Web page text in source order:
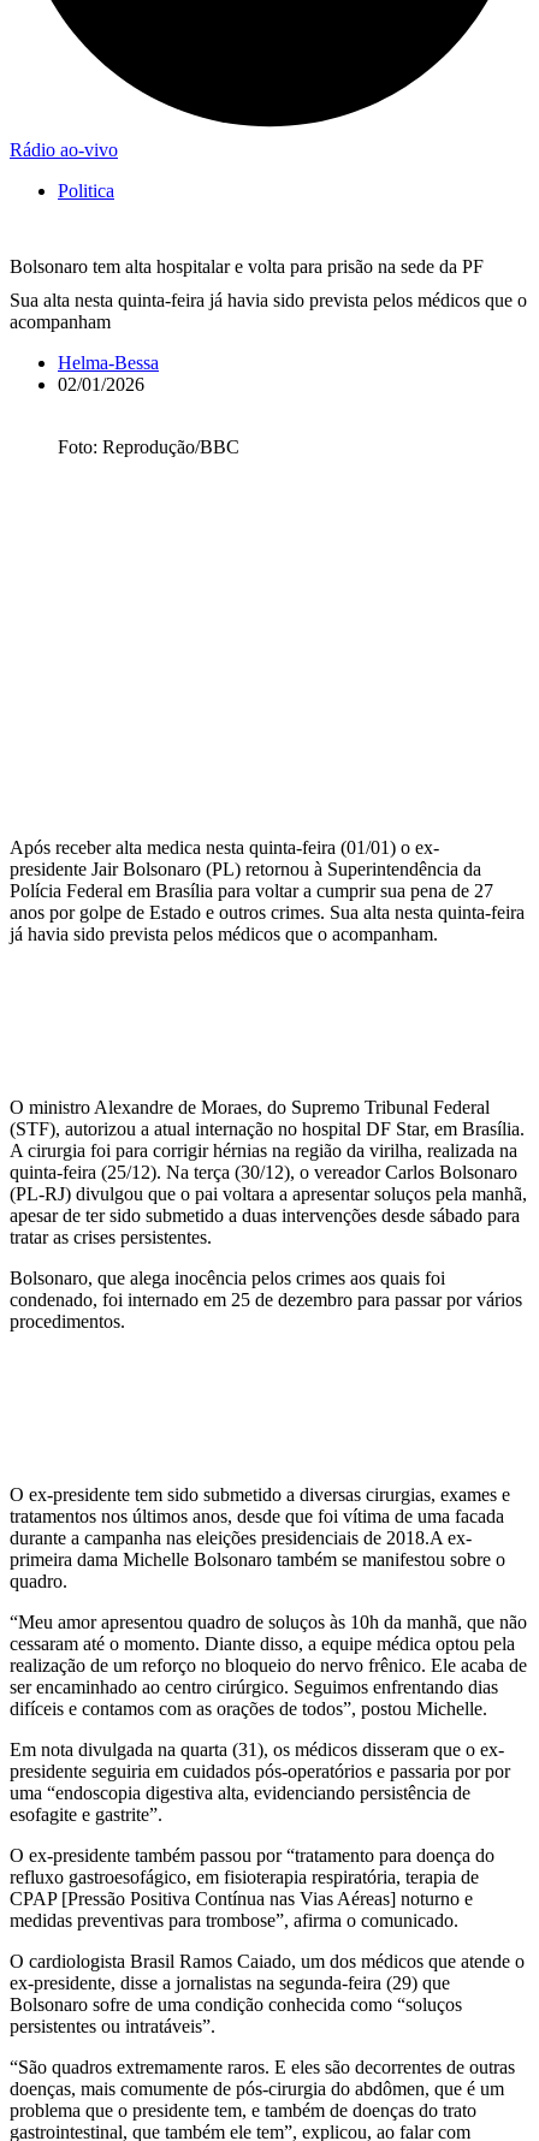
Rádio ao-vivo
Politica
Bolsonaro tem alta hospitalar e volta para prisão na sede da PF
Sua alta nesta quinta-feira já havia sido prevista pelos médicos que o
acompanham
Helma-Bessa
02/01/2026
Foto: Reprodução/BBC
Após receber alta medica nesta quinta-feira (01/01) o ex-
presidente Jair Bolsonaro (PL) retornou à Superintendência da
Polícia Federal em Brasília para voltar a cumprir sua pena de 27
anos por golpe de Estado e outros crimes. Sua alta nesta quinta-feira
já havia sido prevista pelos médicos que o acompanham.
O ministro Alexandre de Moraes, do Supremo Tribunal Federal
(STF), autorizou a atual internação no hospital DF Star, em Brasília.
A cirurgia foi para corrigir hérnias na região da virilha, realizada na
quinta-feira (25/12). Na terça (30/12), o vereador Carlos Bolsonaro
(PL-RJ) divulgou que o pai voltara a apresentar soluços pela manhã,
apesar de ter sido submetido a duas intervenções desde sábado para
tratar as crises persistentes.
Bolsonaro, que alega inocência pelos crimes aos quais foi
condenado, foi internado em 25 de dezembro para passar por vários
procedimentos.
O ex-presidente tem sido submetido a diversas cirurgias, exames e
tratamentos nos últimos anos, desde que foi vítima de uma facada
durante a campanha nas eleições presidenciais de 2018.A ex-
primeira dama Michelle Bolsonaro também se manifestou sobre o
quadro.
“Meu amor apresentou quadro de soluços às 10h da manhã, que não
cessaram até o momento. Diante disso, a equipe médica optou pela
realização de um reforço no bloqueio do nervo frênico. Ele acaba de
ser encaminhado ao centro cirúrgico. Seguimos enfrentando dias
difíceis e contamos com as orações de todos”, postou Michelle.
Em nota divulgada na quarta (31), os médicos disseram que o ex-
presidente seguiria em cuidados pós-operatórios e passaria por por
uma “endoscopia digestiva alta, evidenciando persistência de
esofagite e gastrite”.
O ex-presidente também passou por “tratamento para doença do
refluxo gastroesofágico, em fisioterapia respiratória, terapia de
CPAP [Pressão Positiva Contínua nas Vias Aéreas] noturno e
medidas preventivas para trombose”, afirma o comunicado.
O cardiologista Brasil Ramos Caiado, um dos médicos que atende o
ex-presidente, disse a jornalistas na segunda-feira (29) que
Bolsonaro sofre de uma condição conhecida como “soluços
persistentes ou intratáveis”.
“São quadros extremamente raros. E eles são decorrentes de outras
doenças, mais comumente de pós-cirurgia do abdômen, que é um
problema que o presidente tem, e também de doenças do trato
gastrointestinal, que também ele tem”, explicou, ao falar com